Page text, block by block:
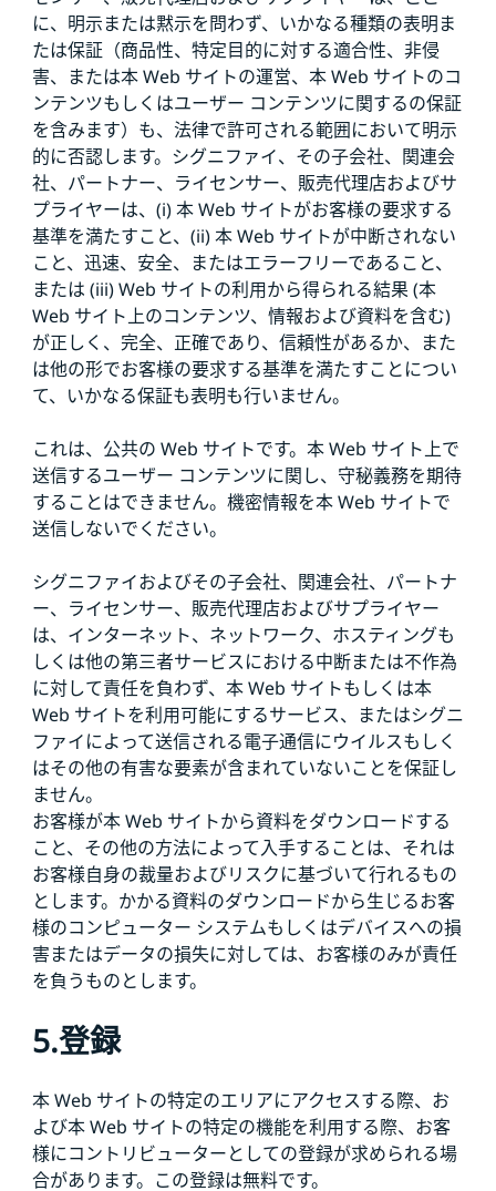
に、明示または黙示を問わず、いかなる種類の表明ま
たは保証（商品性、特定目的に対する適合性、非侵
害、または本 Web サイトの運営、本 Web サイトのコ
ンテンツもしくはユーザー コンテンツに関するの保証
を含みます）も、法律で許可される範囲において明示
的に否認します。シグニファイ、その子会社、関連会
社、パートナー、ライセンサー、販売代理店およびサ
プライヤーは、(i) 本 Web サイトがお客様の要求する
基準を満たすこと、(ii) 本 Web サイトが中断されない
こと、迅速、安全、またはエラーフリーであること、
または (iii) Web サイトの利用から得られる結果 (本
Web サイト上のコンテンツ、情報および資料を含む)
が正しく、完全、正確であり、信頼性があるか、また
は他の形でお客様の要求する基準を満たすことについ
て、いかなる保証も表明も行いません。
これは、公共の Web サイトです。本 Web サイト上で
送信するユーザー コンテンツに関し、守秘義務を期待
することはできません。機密情報を本 Web サイトで
送信しないでください。
シグニファイおよびその子会社、関連会社、パートナ
ー、ライセンサー、販売代理店およびサプライヤー
は、インターネット、ネットワーク、ホスティングも
しくは他の第三者サービスにおける中断または不作為
に対して責任を負わず、本 Web サイトもしくは本
Web サイトを利用可能にするサービス、またはシグニ
ファイによって送信される電子通信にウイルスもしく
はその他の有害な要素が含まれていないことを保証し
ません。
お客様が本 Web サイトから資料をダウンロードする
こと、その他の方法によって入手することは、それは
お客様自身の裁量およびリスクに基づいて行れるもの
とします。かかる資料のダウンロードから生じるお客
様のコンピューター システムもしくはデバイスへの損
害またはデータの損失に対しては、お客様のみが責任
を負うものとします。
5.登録
本 Web サイトの特定のエリアにアクセスする際、お
よび本 Web サイトの特定の機能を利用する際、お客
様にコントリビューターとしての登録が求められる場
合があります。この登録は無料です。